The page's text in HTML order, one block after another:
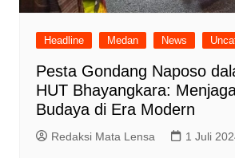
Headline Medan News
Pesta Gondang Naposo
HUT Bhayangkara:
Budaya di Era Modern
Redaksi Mata Lensa 1 Juli